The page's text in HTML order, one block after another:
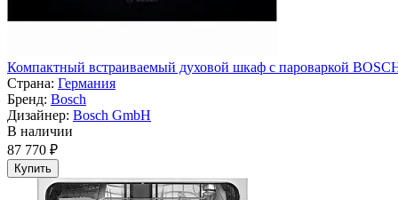
Компактный встраиваемый духовой шкаф с пароваркой
Страна: Германия
Бренд: Bosch
Дизайнер: Bosch GmbH
В наличии
87 770 ₽
Купить